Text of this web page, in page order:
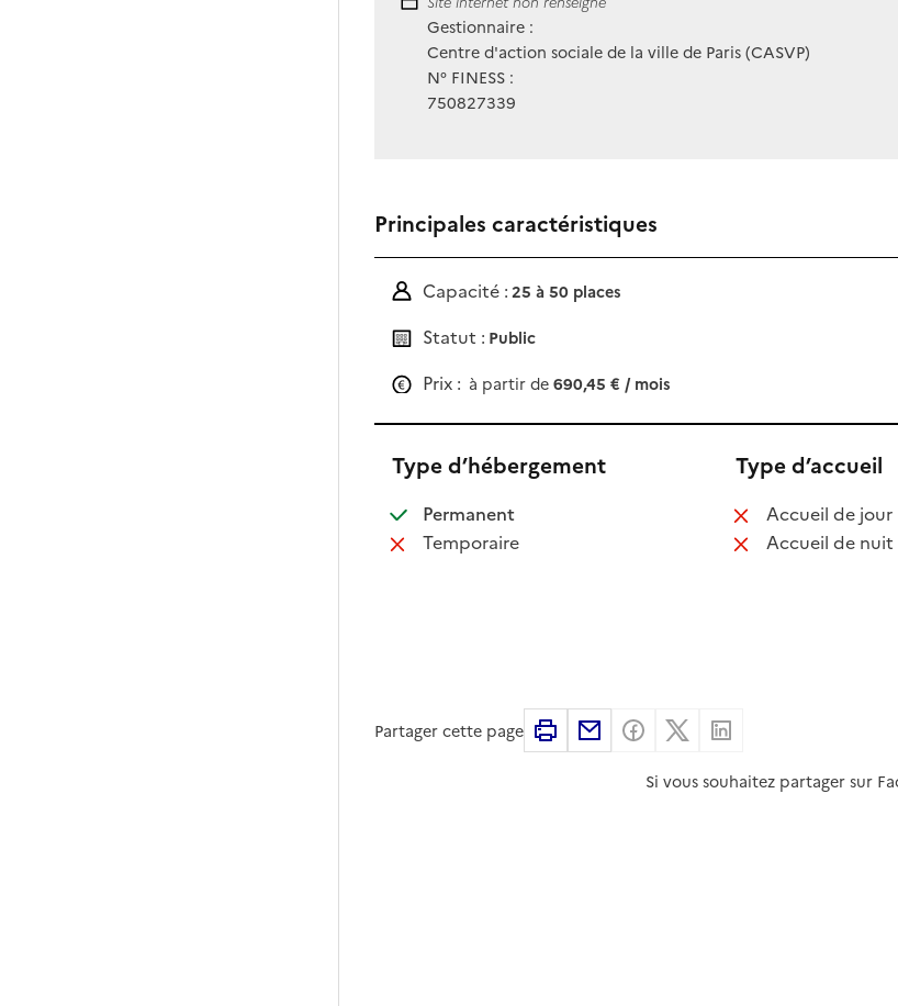
Gestionnaire :
Centre d'action sociale de la ville de Paris (CASVP)
N° FINESS :
750827339
Principales caractéristiques
Capacité : 25 à 50 places
Statut : Public
Prix : à partir de 690,45 € / mois
Type d’hébergement
Permanent: disponible
Temporaire: non disponible
Type d’accueil
Accueil de jour
:
Accueil de nuit
:
Partager cette page ImprimerPartager par email
Partager sur Facebook
Partager sur X
Si vous souhaitez partager sur